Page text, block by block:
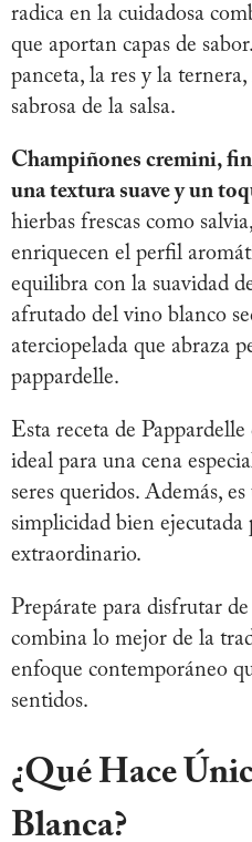
radica en la cuidadosa
que aportan capas de
panceta, la res y la
sabrosa de la salsa.
Champiñones cremini,
una textura suave y un
hierbas frescas como
enriquecen el perfil
equilibra con la suavidad
afrutado del vino blanco
aterciopelada que abraza
pappardelle.
Esta receta de
ideal para una cena
seres queridos. Además,
simplicidad bien ejecutada
extraordinario.
Prepárate para disfrutar
combina lo mejor de la
enfoque contemporáneo
sentidos.
¿Qué Hace
Blanca?